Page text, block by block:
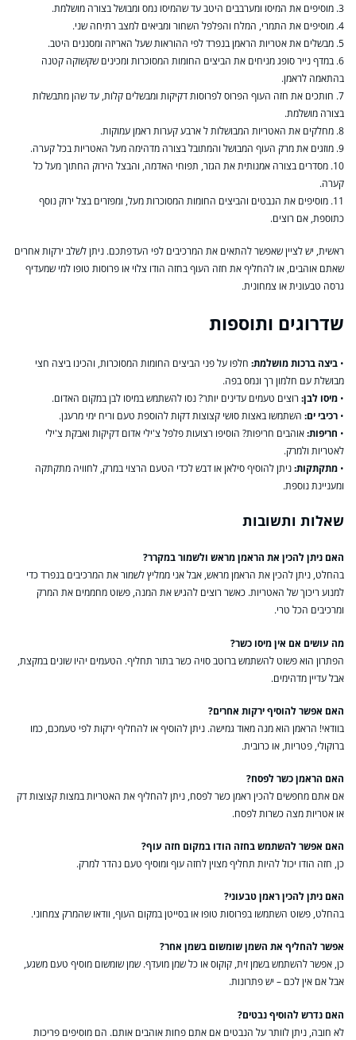
3. מוסיפים את המיסו ומערבבים היטב עד שהמיסו נמס ומבושל בצורה מושלמת.
4. מוסיפים את התמרי, המלח והפלפל השחור ומביאים למצב רתיחה שני.
5. מבשלים את אטריות הראמן בנפרד לפי ההוראות שעל האריזה ומסננים היטב.
6. במדף נייר סופג מניחים את הביצים החומות המסוכרות ומכינים שקשוקה קטנה
בהתאמה לראמן.
7. חותכים את חזה העוף הפרוס לפרוסות דקיקות ומבשלים קלות, עד שהן מתבשלות
בצורה מושלמת.
8. מחלקים את האטריות המבושלות ל ארבע קערות ראמן עמוקות.
9. מוזגים את מרק העוף המבושל והמתובל בצורה מדהימה מעל האטריות בכל קערה.
10. מסדרים בצורה אמנותית את הגזר, תפוחי האדמה, והבצל הירוק החתוך מעל כל
קערה.
11. מוסיפים את הנבטים והביצים החומות המסוכרות מעל, ומפזרים בצל ירוק נוסף
כתוספת, אם רוצים.
ראשית, יש לציין שאפשר להתאים את המרכיבים לפי העדפתכם. ניתן לשלב ירקות אחרים
שאתם אוהבים, או להחליף את חזה העוף בחזה הודו צלוי או פרוסות טופו למי שמעדיף
גרסה טבעונית או צמחונית.
שדרוגים ותוספות
• ביצה ברכות מושלמת: חלפו על פני הביצים החומות המסוכרות, והכינו ביצה חצי
מבושלת עם חלמון רך ונמס בפה.
• מיסו לבן: רוצים טעמים עדינים יותר? נסו להשתמש במיסו לבן במקום האדום.
• רכיבי ים: השתמשו באצות סושי קצוצות דקות להוספת טעם וריח ימי מרענן.
• חריפות:אוהבים חריפות? הוסיפו רצועות פלפל צ'ילי אדום דקיקות ואבקת צ'ילי
לאטריות ולמרק.
• מתקתקות:ניתן להוסיף סילאן או דבש לכדי הטעם הרצוי במרק, לחוויה מתקתקה
ומעניינת נוספת.
שאלות ותשובות
האם ניתן להכין את הראמן מראש ולשמור במקרר?
בהחלט, ניתן להכין את הראמן מראש, אבל אני ממליץ לשמור את המרכיבים בנפרד כדי
למנוע ריכוך של האטריות. כאשר רוצים להגיש את המנה, פשוט מחממים את המרק
ומרכיבים הכל טרי.
מה עושים אם אין מיסו כשר?
הפתרון הוא פשוט להשתמש ברוטב סויה כשר בתור תחליף. הטעמים יהיו שונים במקצת,
אבל עדיין מדהימים.
האם אפשר להוסיף ירקות אחרים?
בוודאי! הראמן הוא מנה מאוד גמישה. ניתן להוסיף או להחליף ירקות לפי טעמכם, כמו
ברוקולי, פטריות, או כרובית.
האם הראמן כשר לפסח?
אם אתם מחפשים להכין ראמן כשר לפסח, ניתן להחליף את האטריות במצות קצוצות דק
או אטריות מצה כשרות לפסח.
האם אפשר להשתמש בחזה הודו במקום חזה עוף?
כן, חזה הודו יכול להיות תחליף מצוין לחזה עוף ומוסיף טעם נהדר למרק.
האם ניתן להכין ראמן טבעוני?
בהחלט, פשוט השתמשו בפרוסות טופו או בסייטן במקום העוף, וודאו שהמרק צמחוני.
אפשר להחליף את השמן שומשום בשמן אחר?
כן, אפשר להשתמש בשמן זית, קוקוס או כל שמן מועדף. שמן שומשום מוסיף טעם משגע,
אבל אם אין לכם – יש פתרונות.
האם נדרש להוסיף נבטים?
לא חובה, ניתן לוותר על הנבטים אם אתם פחות אוהבים אותם. הם מוסיפים פריכות